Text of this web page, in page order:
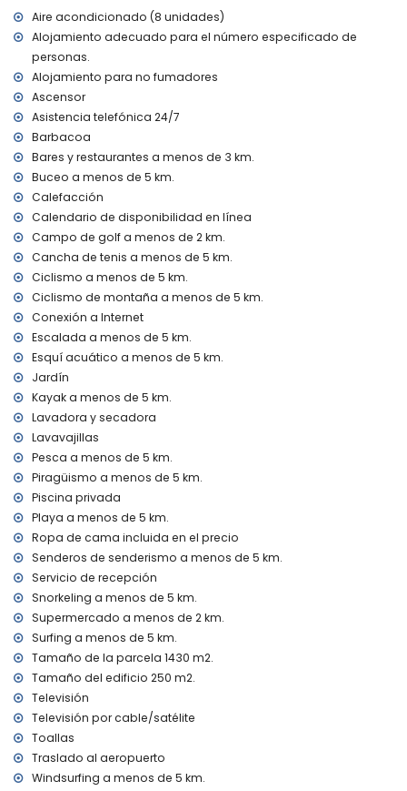
río o costa más cercano: Mediterráneo (a menos de 5
kilómetros de la villa)
playa más cercana: El Arenal (a menos de 5 kilómetros de
la villa)
puerto más cercano: La Fontana (a menos de 5 kilómetros
de la villa)
parque más cercano: Pinosol (a menos de 3 kilómetros de
la villa)
aeropuerto más cercano: Alicante (a menos de 100
kilómetros de la villa)
segundo aeropuerto más cercano: Valencia (> 100
kilómetros)
prohibido fumar
no se permiten mascotas
El edificio donde se encuentra el alojamiento tiene
ascensor.
El alojamiento es muy adecuado para familias con niños
Instalaciones y servicios incluidos en el precio del alquiler
de la villa
internet (WiFi)
plancha y tabla de planchar
servicio de recepción y servicio de emergencia 24 horas
calefacción por suelo radiante y con aire acondicionado
Instalaciones y servicios con coste adicional
servicio de aeropuerto
cama extra y cama/cuna para niños (a petición)
Entretenimiento y actividades de ocio para sus vacaciones
en Xàbia, Costa Blanca
discoteca, bar y paseo (El Arenal) (a menos de 5 kilómetros
de la casa)
Lugares de interés y cultura en Xàbia, Costa Blanca
museo (Histórico de Xàbia), iglesia (Virgen de Loreto, Puerto,
Xàbia), monumento (Molinos de Viento, Xàbia), edificio
arquitectónico (Pueblo Histórico y Xàbia) (a menos de 5
kilómetros del alojamiento)
ruina (Pueblo Histórico y Xàbia) (a menos de 10 kilómetros
del alojamiento)
castillo (Portal de la Vila y Dénia) (a menos de 25 kilómetros
del alojamiento)
Aire acondicionado (8 unidades)
Alojamiento adecuado para el número especificado de
personas.
Alojamiento para no fumadores
Ascensor
Asistencia telefónica 24/7
Barbacoa
Bares y restaurantes a menos de 3 km.
Buceo a menos de 5 km.
Calefacción
Calendario de disponibilidad en línea
Campo de golf a menos de 2 km.
Cancha de tenis a menos de 5 km.
Ciclismo a menos de 5 km.
Ciclismo de montaña a menos de 5 km.
Conexión a Internet
Escalada a menos de 5 km.
Esquí acuático a menos de 5 km.
Jardín
Kayak a menos de 5 km.
Lavadora y secadora
Lavavajillas
Pesca a menos de 5 km.
Piragüismo a menos de 5 km.
Piscina privada
Playa a menos de 5 km.
Ropa de cama incluida en el precio
Senderos de senderismo a menos de 5 km.
Servicio de recepción
Snorkeling a menos de 5 km.
Supermercado a menos de 2 km.
Surfing a menos de 5 km.
Tamaño de la parcela 1430 m2.
Tamaño del edificio 250 m2.
Televisión
Televisión por cable/satélite
Toallas
Traslado al aeropuerto
Windsurfing a menos de 5 km.